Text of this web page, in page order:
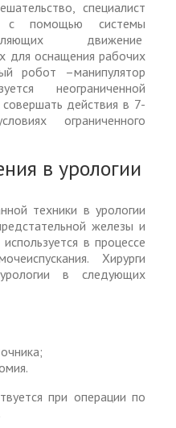
специалист
с помощью системы
движение
для оснащения рабочих
робот –манипулятор
неограниченной
действия в 7-
ограниченного
в урологии
техники в урологии
железы и
в процессе
Хирурги
в следующих
при операции по